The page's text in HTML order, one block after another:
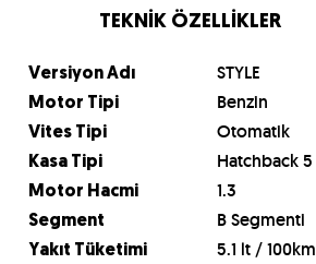
TEKNİK ÖZELLİKLER
Versiyon Adı STYLE
Motor Tipi Benzin
Vites Tipi Otomatik
Kasa Tipi Hatchback 5
Motor Hacmi 1.3
Segment B Segmenti
Yakıt Tüketimi 5.1 lt / 100km